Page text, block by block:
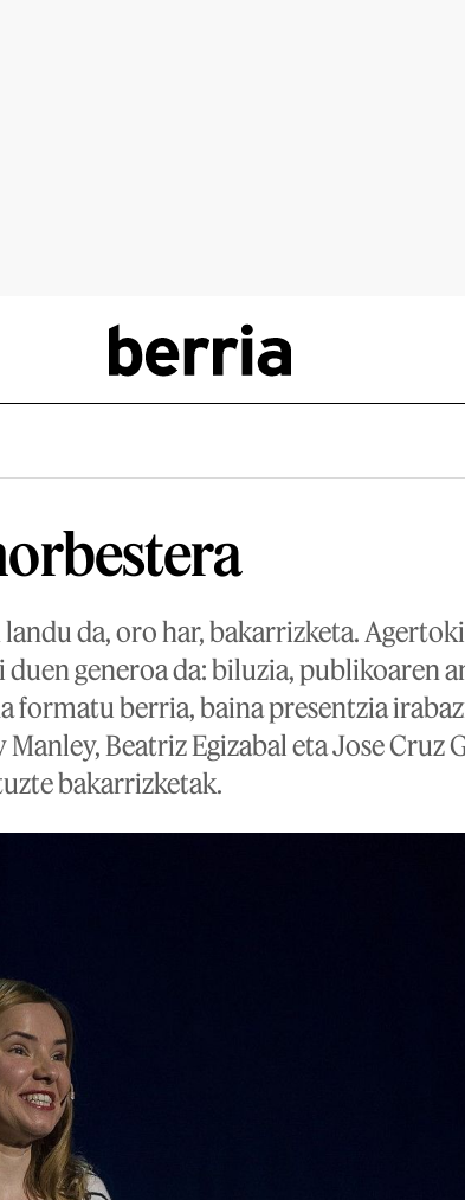
da, oro har, bakarrizketa.
generoa da: biluzia, publikoaren
formatu berria, baina presentzia
Beatriz Egizabal eta Jose Cruz
bakarrizketak.